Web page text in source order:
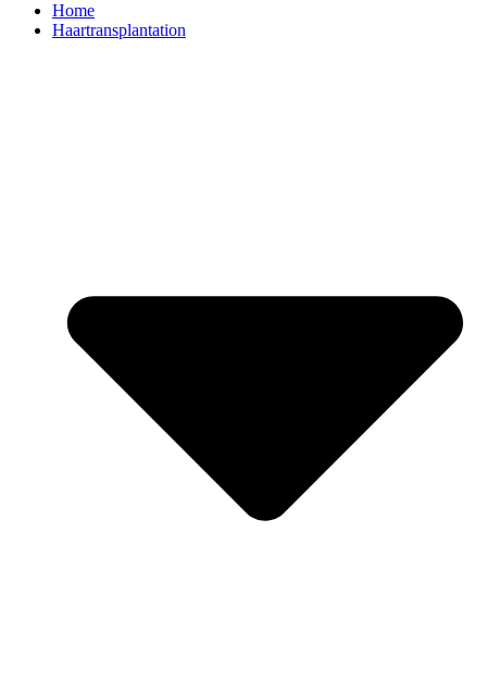
Home
Haartransplantation